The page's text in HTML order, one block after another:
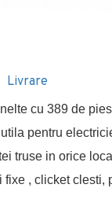
Livrare
cu 389 de
pentru
truse in orice
fixe , clicket